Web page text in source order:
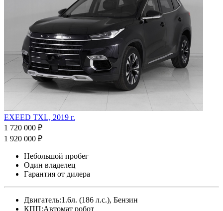
EXEED TXL, 2019 г.
1 720 000 ₽
1 920 000 ₽
Небольшой пробег
Один владелец
Гарантия от дилера
Двигатель:1.6л. (186 л.с.), Бензин
КПП:Автомат робот